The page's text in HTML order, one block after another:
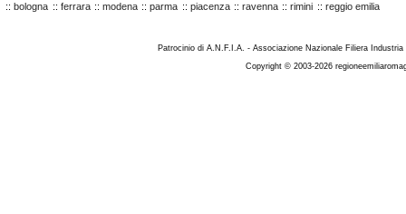
:: bologna :: ferrara :: modena :: parma :: piacenza :: ravenna :: rimini :: reggio emilia
Patrocinio di A.N.F.I.A. - Associazione Nazionale Filiera
Copyright © 2003-2026